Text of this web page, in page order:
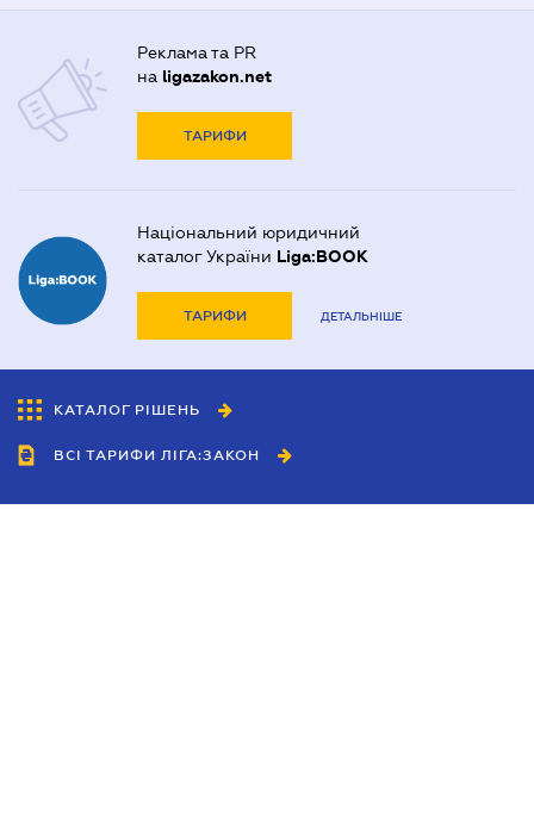
Реклама та PR
на ligazakon.net
ТАРИФИ
Національний юридичний
каталог України Liga:BOOK
ТАРИФИ ДЕТАЛЬНІШЕ
КАТАЛОГ РІШЕНЬ
ВСІ ТАРИФИ ЛІГА:ЗАКОН